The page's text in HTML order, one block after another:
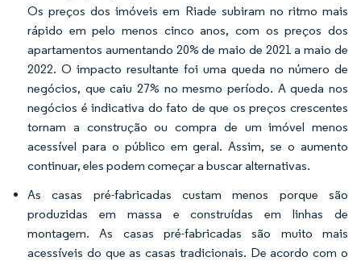
Os preços dos imóveis em Riade subiram no ritmo mais
rápido em pelo menos cinco anos, com os preços dos
apartamentos aumentando 20% de maio de 2021 a maio de
2022. O impacto resultante foi uma queda no número de
negócios, que caiu 27% no mesmo período. A queda nos
negócios é indicativa do fato de que os preços crescentes
tornam a construção ou compra de um imóvel menos
acessível para o público em geral. Assim, se o aumento
continuar, eles podem começar a buscar alternativas.
As casas pré-fabricadas custam menos porque são
produzidas em massa e construídas em linhas de
montagem. As casas pré-fabricadas são muito mais
acessíveis do que as casas tradicionais. De acordo com o